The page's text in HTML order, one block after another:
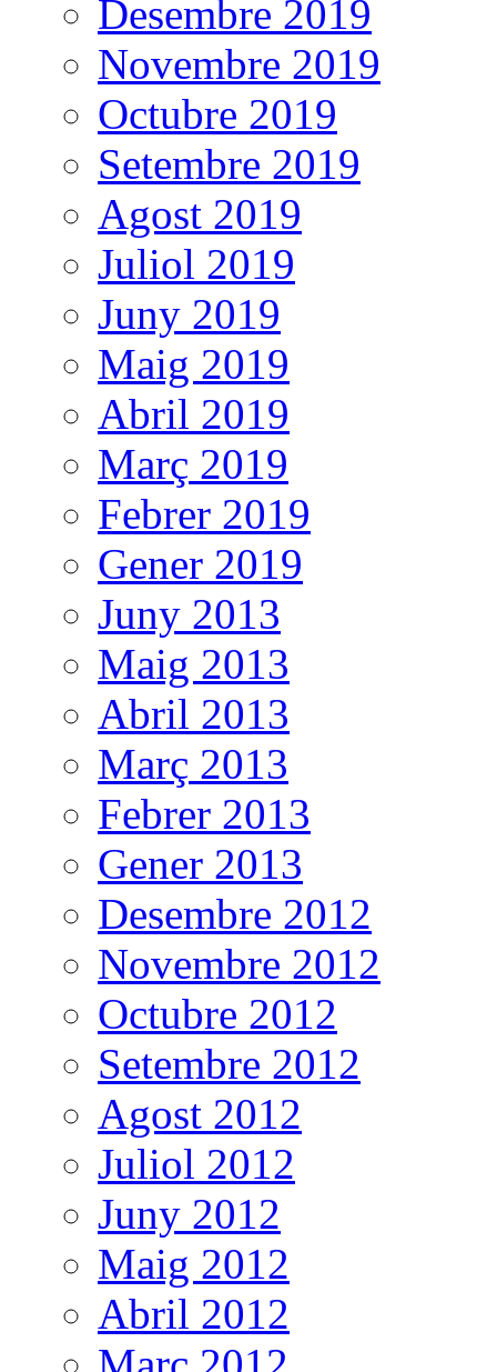
Desembre 2019
Novembre 2019
Octubre 2019
Setembre 2019
Agost 2019
Juliol 2019
Juny 2019
Maig 2019
Abril 2019
Març 2019
Febrer 2019
Gener 2019
Juny 2013
Maig 2013
Abril 2013
Març 2013
Febrer 2013
Gener 2013
Desembre 2012
Novembre 2012
Octubre 2012
Setembre 2012
Agost 2012
Juliol 2012
Juny 2012
Maig 2012
Abril 2012